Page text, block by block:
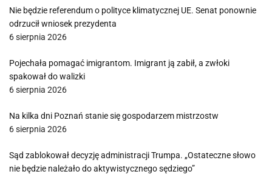
Nie będzie referendum o polityce klimatycznej UE. Senat ponownie
odrzucił wniosek prezydenta
6 sierpnia 2026
Pojechała pomagać imigrantom. Imigrant ją zabił, a zwłoki
spakował do walizki
6 sierpnia 2026
Na kilka dni Poznań stanie się gospodarzem mistrzostw
6 sierpnia 2026
Sąd zablokował decyzję administracji Trumpa. „Ostateczne słowo
nie będzie należało do aktywistycznego sędziego”